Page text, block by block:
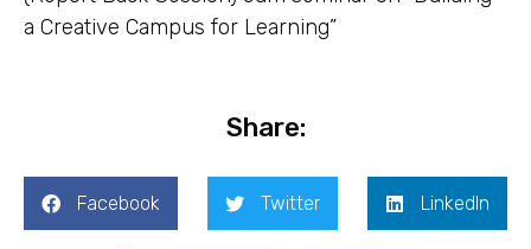
a Creative Campus for Learning”
Share:
Facebook Twitter LinkedIn